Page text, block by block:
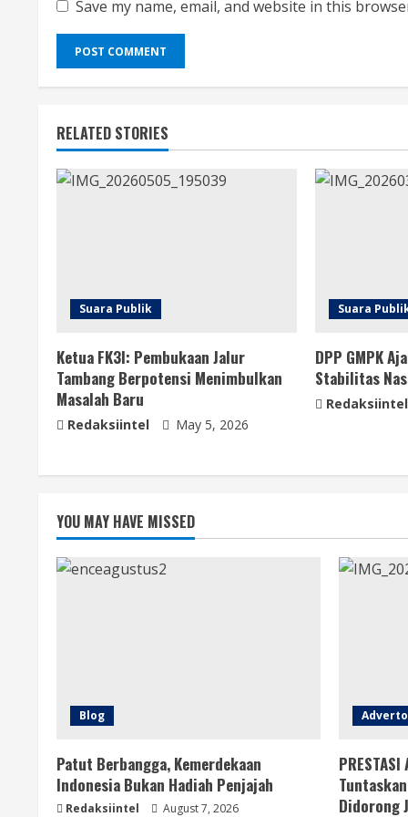
Save my name, email, and website in this
RELATED STORIES
Suara Publik
Ketua FK3I: Pembukaan Jalur
Tambang Berpotensi Menimbulkan
Masalah Baru
Redaksiintel May 5, 2026
Suara
DPP GMPK
Stabilitas
Redaksiintel
YOU MAY HAVE MISSED
Blog
Patut Berbangga, Kemerdekaan
Indonesia Bukan Hadiah Penjajah
Redaksiintel August 7, 2026
Didorong